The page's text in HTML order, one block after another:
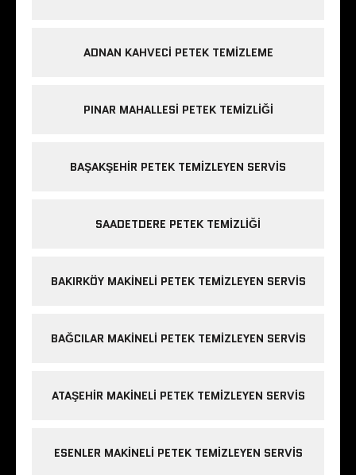
ADNAN KAHVECI PETEK TEMIZLEME
PINAR MAHALLESI PETEK TEMIZLIĞI
BAŞAKŞEHIR PETEK TEMIZLEYEN SERVIS
SAADETDERE PETEK TEMIZLIĞI
BAKIRKÖY MAKINELI PETEK TEMIZLEYEN SERVIS
BAĞCILAR MAKINELI PETEK TEMIZLEYEN SERVIS
ATAŞEHIR MAKINELI PETEK TEMIZLEYEN SERVIS
ESENLER MAKINELI PETEK TEMIZLEYEN SERVIS